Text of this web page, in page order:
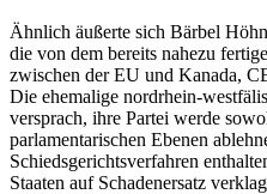
Ähnlich äußerte sich Bärbel
die von dem bereits nahezu
zwischen der EU und Kanada,
Die ehemalige nord­rhein-
versprach, ihre Partei werde
parlamentarischen Ebenen
Schiedsgerichtsverfahren
Staaten auf Schadenersatz